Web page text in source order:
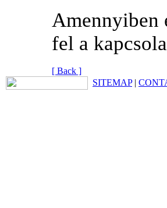
Amennyiben
fel a
[ Back ]
SITEMAP|